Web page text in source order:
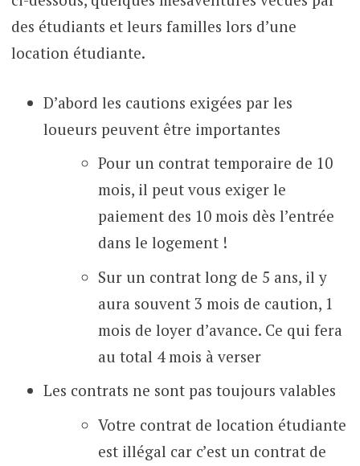
des étudiants et leurs familles lors d’une
location étudiante.
D’abord les cautions exigées par les
loueurs peuvent être importantes
Pour un contrat temporaire de 10
mois, il peut vous exiger le
paiement des 10 mois dès l’entrée
dans le logement !
Sur un contrat long de 5 ans, il y
aura souvent 3 mois de caution, 1
mois de loyer d’avance. Ce qui fera
au total 4 mois à verser
Les contrats ne sont pas toujours valables
Votre contrat de location étudiante
est illégal car c’est un contrat de